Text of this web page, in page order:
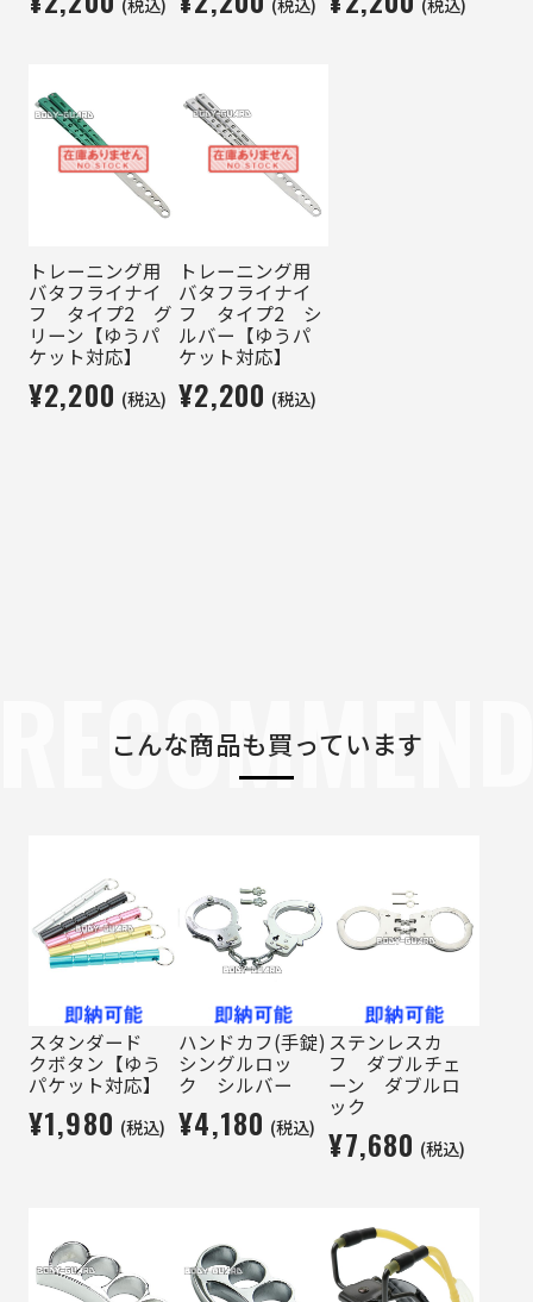
トレーニング用
バタフライナイ
フ タイプ2 グ
リーン【ゆうパ
ケット対応】
¥2,200 (税込)
トレーニング用
バタフライナイ
フ タイプ2 シ
ルバー【ゆうパ
ケット対応】
¥2,200 (税込)
こんな商品も買っています
スタンダード
クボタン【ゆう
パケット対応】
¥1,980 (税込)
ハンドカフ(手錠)
シングルロッ
ク シルバー
¥4,180 (税込)
ステンレスカ
フ ダブルチェ
ーン ダブルロ
ック
¥7,680 (税込)